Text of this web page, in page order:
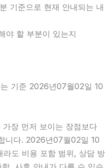
기준으로 현재 안내되는 내
야 할 부분이 있는지
기준 2026년07월02일 10
장 먼저 보이는 장점보다
니다. 2026년07월02일 10
라도 비용 포함 범위, 상담 방